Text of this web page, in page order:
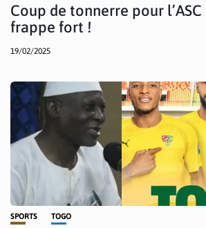
Coup de tonnerre pour l’ASC
frappe fort !
19/02/2025
SPORTS TOGO